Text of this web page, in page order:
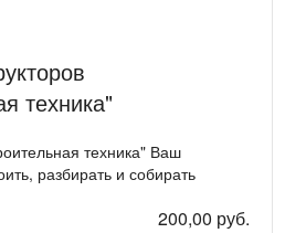
техника"
техника" Ваш
разбирать и собирать
200,00 руб.